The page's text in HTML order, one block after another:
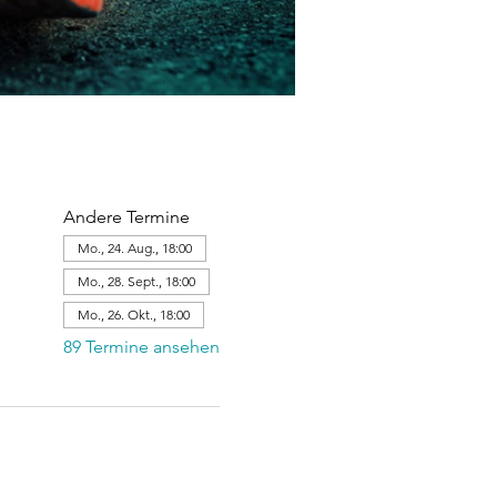
Andere Termine
Mo., 24. Aug., 18:00
Mo., 28. Sept., 18:00
Mo., 26. Okt., 18:00
89 Termine ansehen